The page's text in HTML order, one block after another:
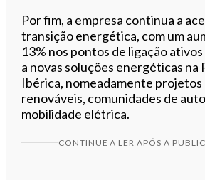
Por fim, a empresa continua a
transição energética, com um
13% nos pontos de ligação
a novas soluções energéticas na
Ibérica, nomeadamente projetos
renováveis, comunidades de
mobilidade elétrica.
CONTINUE A LER APÓS A